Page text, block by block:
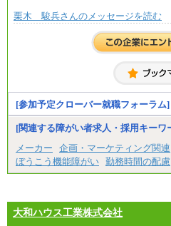
栗木 駿兵さんのメッセージを読む
[参加予定クローバー就職フォーラム]
[関連する障がい者求人・採用キーワ
メーカー
企画・マーケティング関連
ぼうこう機能障がい 勤務時間の配慮
大和ハウス工業株式会社